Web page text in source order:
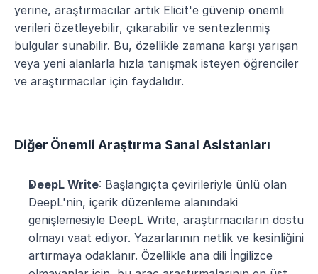
yerine, araştırmacılar artık Elicit'e güvenip önemli
verileri özetleyebilir, çıkarabilir ve sentezlenmiş
bulgular sunabilir. Bu, özellikle zamana karşı yarışan
veya yeni alanlarla hızla tanışmak isteyen öğrenciler
ve araştırmacılar için faydalıdır.
Diğer Önemli Araştırma Sanal Asistanları
DeepL Write: Başlangıçta çevirileriyle ünlü olan
DeepL'nin, içerik düzenleme alanındaki
genişlemesiyle DeepL Write, araştırmacıların dostu
olmayı vaat ediyor. Yazarlarının netlik ve kesinliğini
artırmaya odaklanır. Özellikle ana dili İngilizce